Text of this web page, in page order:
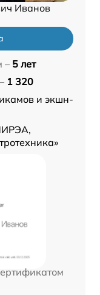
Иванов
– 5 лет
1 320
и экшн-